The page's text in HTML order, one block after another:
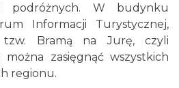
podróżnych. W budynku
Informacji Turystycznej,
Bramą na Jurę, czyli
zasięgnąć wszystkich
regionu.